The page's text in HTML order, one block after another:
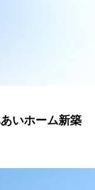
いホーム新築